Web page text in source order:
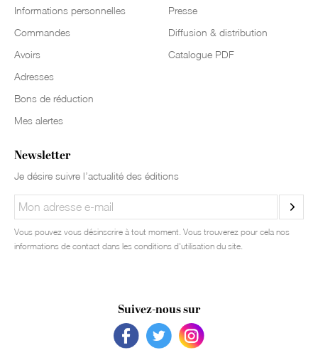
Informations personnelles
Commandes
Avoirs
Adresses
Bons de réduction
Mes alertes
Presse
Diffusion & distribution
Catalogue PDF
Newsletter
Je désire suivre l’actualité des éditions
Vous pouvez vous désinscrire à tout moment. Vous trouverez pour cela nos
informations de contact dans les conditions d'utilisation du site.
Suivez-nous sur